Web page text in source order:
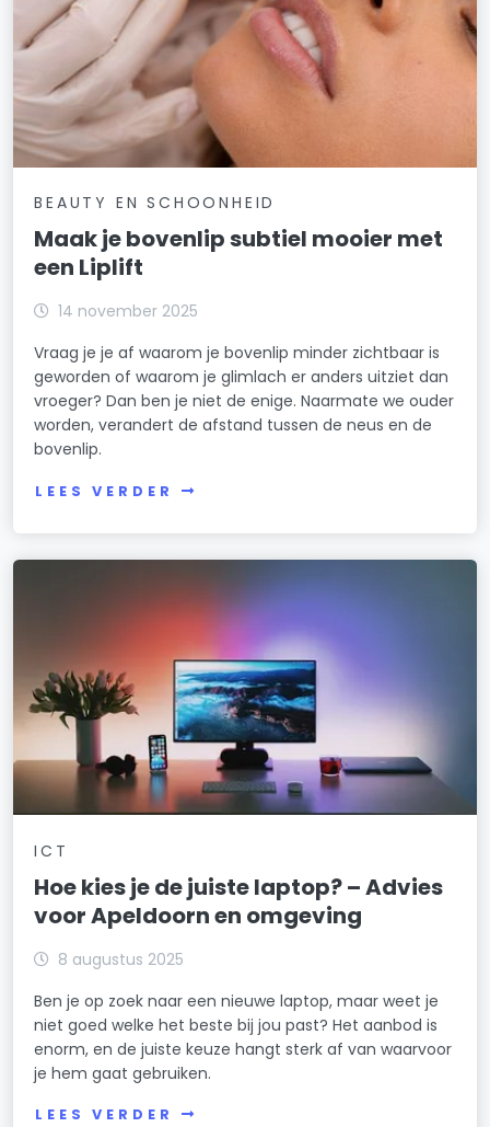
BEAUTY EN SCHOONHEID
Maak je bovenlip subtiel mooier met
een Liplift
14 november 2025
Vraag je je af waarom je bovenlip minder zichtbaar is
geworden of waarom je glimlach er anders uitziet dan
vroeger? Dan ben je niet de enige. Naarmate we ouder
worden, verandert de afstand tussen de neus en de
bovenlip.
LEES VERDER
ICT
Hoe kies je de juiste laptop? – Advies
voor Apeldoorn en omgeving
8 augustus 2025
Ben je op zoek naar een nieuwe laptop, maar weet je
niet goed welke het beste bij jou past? Het aanbod is
enorm, en de juiste keuze hangt sterk af van waarvoor
je hem gaat gebruiken.
LEES VERDER